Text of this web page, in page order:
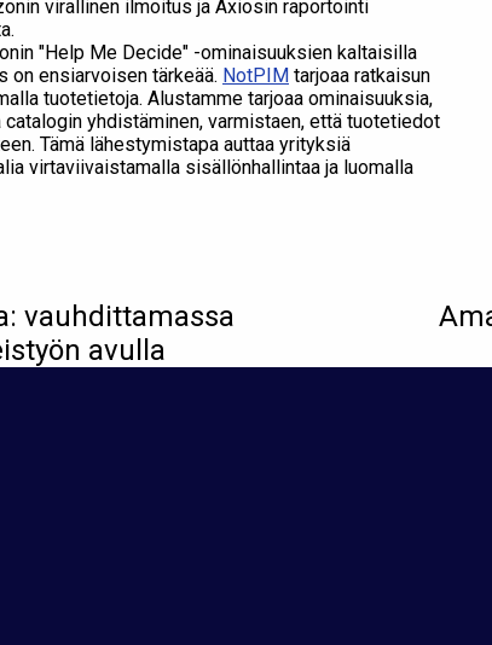
virallinen ilmoitus ja Axiosin raportointi
"Help Me Decide" -ominaisuuksien kaltaisilla
on ensiarvoisen tärkeää. NotPIM tarjoaa ratkaisun
tuotetietoja. Alustamme tarjoaa ominaisuuksia,
yhdistäminen, varmistaen, että tuotetiedot
Tämä lähestymistapa auttaa yrityksiä
virtaviivaistamalla sisällönhallintaa ja luomalla
vauhdittamassa
avulla